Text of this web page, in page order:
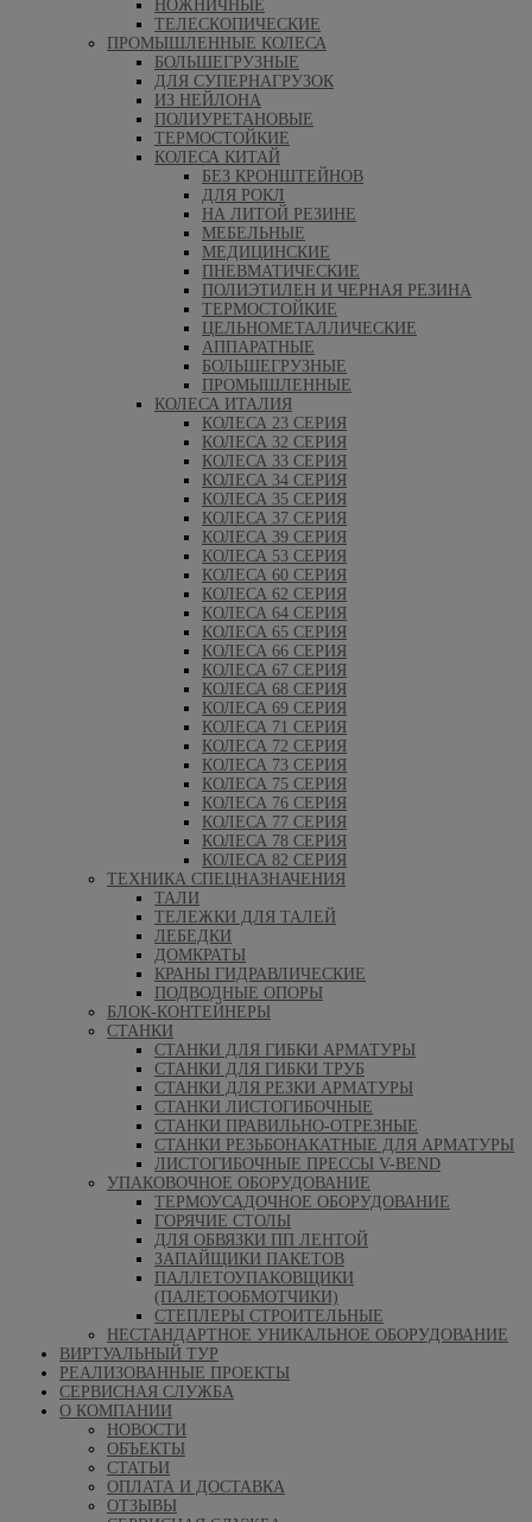
НОЖНИЧНЫЕ
ТЕЛЕСКОПИЧЕСКИЕ
ПРОМЫШЛЕННЫЕ КОЛЕСА
БОЛЬШЕГРУЗНЫЕ
ДЛЯ СУПЕРНАГРУЗОК
ИЗ НЕЙЛОНА
ПОЛИУРЕТАНОВЫЕ
ТЕРМОСТОЙКИЕ
КОЛЕСА КИТАЙ
БЕЗ КРОНШТЕЙНОВ
ДЛЯ РОКЛ
НА ЛИТОЙ РЕЗИНЕ
МЕБЕЛЬНЫЕ
МЕДИЦИНСКИЕ
ПНЕВМАТИЧЕСКИЕ
ПОЛИЭТИЛЕН И ЧЕРНАЯ РЕЗИНА
ТЕРМОСТОЙКИЕ
ЦЕЛЬНОМЕТАЛЛИЧЕСКИЕ
АППАРАТНЫЕ
БОЛЬШЕГРУЗНЫЕ
ПРОМЫШЛЕННЫЕ
КОЛЕСА ИТАЛИЯ
КОЛЕСА 23 СЕРИЯ
КОЛЕСА 32 СЕРИЯ
КОЛЕСА 33 СЕРИЯ
КОЛЕСА 34 СЕРИЯ
КОЛЕСА 35 СЕРИЯ
КОЛЕСА 37 СЕРИЯ
КОЛЕСА 39 СЕРИЯ
КОЛЕСА 53 СЕРИЯ
КОЛЕСА 60 СЕРИЯ
КОЛЕСА 62 СЕРИЯ
КОЛЕСА 64 СЕРИЯ
КОЛЕСА 65 СЕРИЯ
КОЛЕСА 66 СЕРИЯ
КОЛЕСА 67 СЕРИЯ
КОЛЕСА 68 СЕРИЯ
КОЛЕСА 69 СЕРИЯ
КОЛЕСА 71 СЕРИЯ
КОЛЕСА 72 СЕРИЯ
КОЛЕСА 73 СЕРИЯ
КОЛЕСА 75 СЕРИЯ
КОЛЕСА 76 СЕРИЯ
КОЛЕСА 77 СЕРИЯ
КОЛЕСА 78 СЕРИЯ
КОЛЕСА 82 СЕРИЯ
ТЕХНИКА СПЕЦНАЗНАЧЕНИЯ
ТАЛИ
ТЕЛЕЖКИ ДЛЯ ТАЛЕЙ
ЛЕБЕДКИ
ДОМКРАТЫ
КРАНЫ ГИДРАВЛИЧЕСКИЕ
ПОДВОДНЫЕ ОПОРЫ
БЛОК-КОНТЕЙНЕРЫ
СТАНКИ
СТАНКИ ДЛЯ ГИБКИ АРМАТУРЫ
СТАНКИ ДЛЯ ГИБКИ ТРУБ
СТАНКИ ДЛЯ РЕЗКИ АРМАТУРЫ
СТАНКИ ЛИСТОГИБОЧНЫЕ
СТАНКИ ПРАВИЛЬНО-ОТРЕЗНЫЕ
СТАНКИ РЕЗЬБОНАКАТНЫЕ ДЛЯ АРМАТУРЫ
ЛИСТОГИБОЧНЫЕ ПРЕССЫ V-BEND
УПАКОВОЧНОЕ ОБОРУДОВАНИЕ
ТЕРМОУСАДОЧНОЕ ОБОРУДОВАНИЕ
ГОРЯЧИЕ СТОЛЫ
ДЛЯ ОБВЯЗКИ ПП ЛЕНТОЙ
ЗАПАЙЩИКИ ПАКЕТОВ
ПАЛЛЕТОУПАКОВЩИКИ
(ПАЛЕТООБМОТЧИКИ)
СТЕПЛЕРЫ СТРОИТЕЛЬНЫЕ
НЕСТАНДАРТНОЕ УНИКАЛЬНОЕ ОБОРУДОВАНИЕ
ВИРТУАЛЬНЫЙ ТУР
РЕАЛИЗОВАННЫЕ ПРОЕКТЫ
СЕРВИСНАЯ СЛУЖБА
О КОМПАНИИ
НОВОСТИ
ОБЪЕКТЫ
СТАТЬИ
ОПЛАТА И ДОСТАВКА
ОТЗЫВЫ